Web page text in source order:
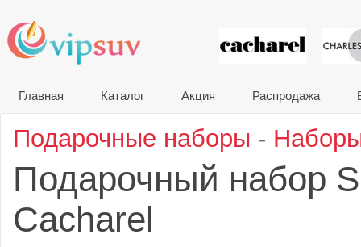
VIP
Главная Каталог Акция Распродажа
Подарочные наборы -
Подарочный набор
Cacharel